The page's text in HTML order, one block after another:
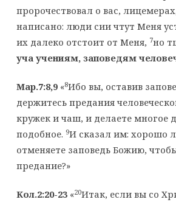
пророчествовал о вас,
написано: люди сии чтут Меня
их далеко отстоит от Меня, 7но
уча учениям, заповедям
Мар.7:8,9«8Ибо вы, оставив
держитесь предания
кружек и чаш, и делаете многое
подобное. 9И сказал им: хорошо
отменяете заповедь Божию,
предание?»
Кол.2:20-23«20Итак, если вы со